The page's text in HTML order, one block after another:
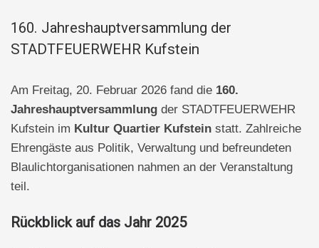
160. Jahreshauptversammlung der
STADTFEUERWEHR Kufstein
Am Freitag, 20. Februar 2026 fand die 160.
Jahreshauptversammlung der STADTFEUERWEHR
Kufstein im Kultur Quartier Kufstein statt. Zahlreiche
Ehrengäste aus Politik, Verwaltung und befreundeten
Blaulichtorganisationen nahmen an der Veranstaltung
teil.
Rückblick auf das Jahr 2025